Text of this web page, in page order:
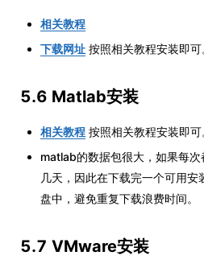
相关教程
下载网址 按照相关教程安装即可
5.6 Matlab安装
相关教程 按照相关教程安装即可
matlab的数据包很大，如果每
几天，因此在下载完一个可用
盘中，避免重复下载浪费时间。
5.7 VMware安装